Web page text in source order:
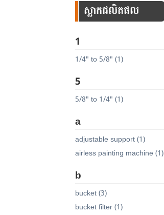
ស្លាកផលិតផល
1
1/4" to 5/8" (1)
5
5/8" to 1/4" (1)
a
adjustable support (1)
airless painting machine (1)
b
bucket (3)
bucket filter (1)